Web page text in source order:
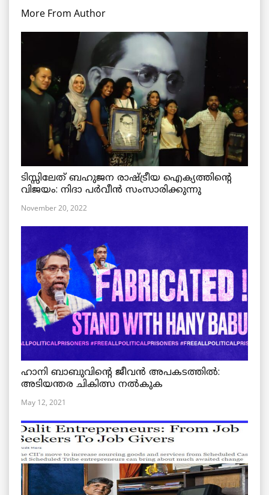
More From Author
ടിസ്സിലേത് ബഹുജന രാഷ്ട്രീയ ഐക്യത്തിന്റെ
വിജയം: നിദാ പർവീൻ സംസാരിക്കുന്നു
November 20, 2022
ഹാനി ബാബുവിന്റെ ജീവൻ അപകടത്തിൽ:
അടിയന്തര ചികിത്സ നൽകുക
May 12, 2021